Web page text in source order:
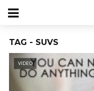
TAG - SUVS
VIDEO